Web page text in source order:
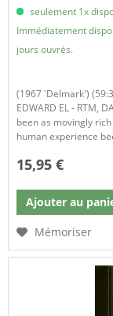
seulement 1x
Immédiatement
jours ouvrés.
(1967 'Delmark')
EDWARD EL - RTM,
been as movingly
human experience
15,95 €
Ajouter au
Mémoriser